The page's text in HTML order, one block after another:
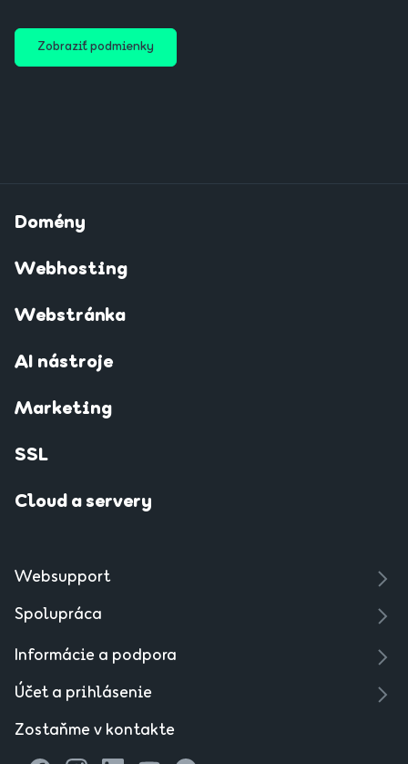
Zobraziť podmienky
Domény
Webhosting
Webstránka
AI nástroje
Marketing
SSL
Cloud a servery
Websupport
Spolupráca
Informácie a podpora
Účet a prihlásenie
Zostaňme v kontakte